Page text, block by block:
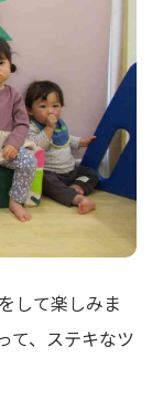
して楽しみま
て、ステキなツ